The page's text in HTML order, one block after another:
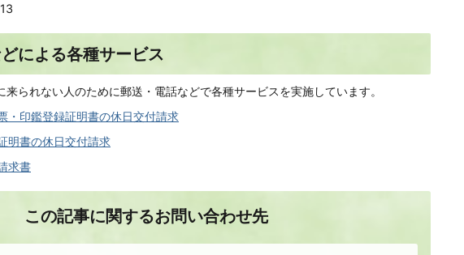
による各種サービス
られない人のために郵送・電話などで各種サービスを実施しています。
・印鑑登録証明書の休日交付請求
明書の休日交付請求
求書
この記事に関するお問い合わせ先